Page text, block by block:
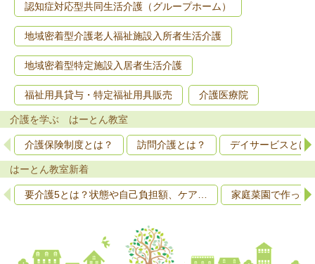
認知症対応型共同生活介護（グループホーム）
地域密着型介護老人福祉施設入所者生活介護
地域密着型特定施設入居者生活介護
福祉用具貸与・特定福祉用具販売 介護医療院
介護を学ぶ はーとん教室
介護保険制度とは？ 訪問介護とは？ デイサービスとは
はーとん教室新着
要介護5とは？状態や自己負担額、ケア… 家庭菜園で作っ